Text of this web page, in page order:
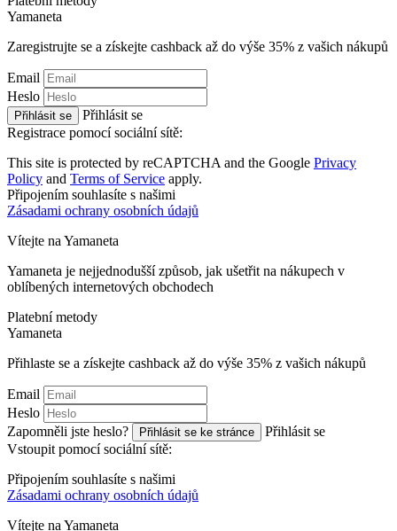
Yamaneta
Zaregistrujte se a získejte cashback až do výše 35% z vašich nákupů
Email
Heslo
Přihlásit se
Přihlásit se
Registrace pomocí sociální sítě:
This site is protected by reCAPTCHA and the Google Privacy
Policy and Terms of Service apply.
Připojením souhlasíte s našimi
Zásadami ochrany osobních údajů
Vítejte na Yamaneta
Yamaneta je nejjednodušší způsob, jak ušetřit na nákupech v
oblíbených internetových obchodech
Platební metody
Yamaneta
Přihlaste se a získejte cashback až do výše 35% z vašich nákupů
Email
Heslo
Zapomněli jste heslo?
Přihlásit se ke stránce
Přihlásit se
Vstoupit pomocí sociální sítě:
Připojením souhlasíte s našimi
Zásadami ochrany osobních údajů
Vítejte na Yamaneta